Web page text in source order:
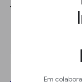
Em
ferramenta